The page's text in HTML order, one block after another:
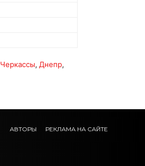
Черкассы, Днепр,
АВТОРЫ РЕКЛАМА НА САЙТЕ